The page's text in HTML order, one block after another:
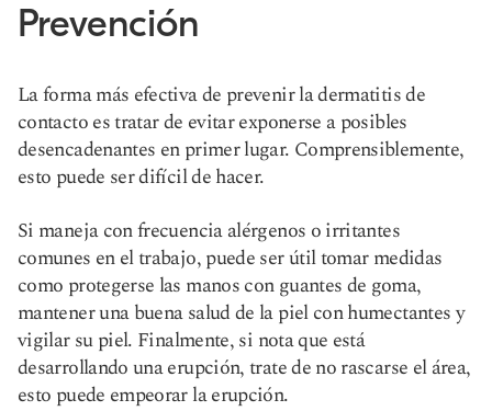
Prevención
La forma más efectiva de prevenir la dermatitis de
contacto es tratar de evitar exponerse a posibles
desencadenantes en primer lugar. Comprensiblemente,
esto puede ser difícil de hacer.
Si maneja con frecuencia alérgenos o irritantes
comunes en el trabajo, puede ser útil tomar medidas
como protegerse las manos con guantes de goma,
mantener una buena salud de la piel con humectantes y
vigilar su piel. Finalmente, si nota que está
desarrollando una erupción, trate de no rascarse el área,
esto puede empeorar la erupción.